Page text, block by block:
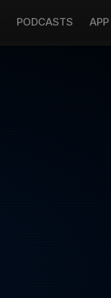
PODCASTS APP